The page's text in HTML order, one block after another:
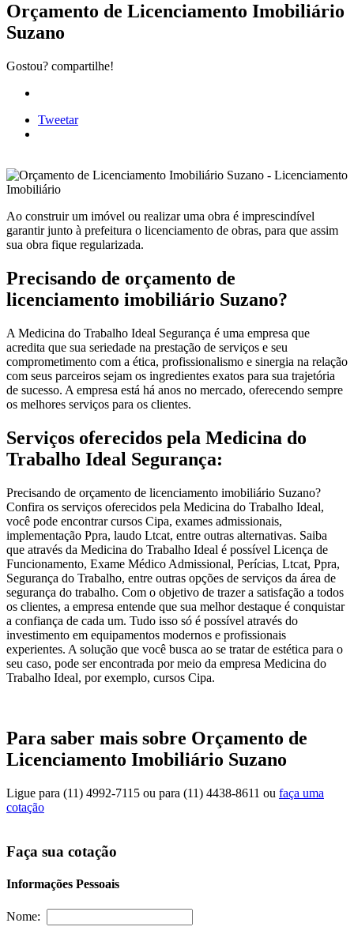
Orçamento de Licenciamento Imobiliário
Suzano
Gostou? compartilhe!
Tweetar
Ao construir um imóvel ou realizar uma obra é imprescindível
garantir junto à prefeitura o licenciamento de obras, para que assim
sua obra fique regularizada.
Precisando de orçamento de
licenciamento imobiliário Suzano?
A Medicina do Trabalho Ideal Segurança é uma empresa que
acredita que sua seriedade na prestação de serviços e seu
comprometimento com a ética, profissionalismo e sinergia na relação
com seus parceiros sejam os ingredientes exatos para sua trajetória
de sucesso. A empresa está há anos no mercado, oferecendo sempre
os melhores serviços para os clientes.
Serviços oferecidos pela Medicina do
Trabalho Ideal Segurança:
Precisando de orçamento de licenciamento imobiliário Suzano?
Confira os serviços oferecidos pela Medicina do Trabalho Ideal,
você pode encontrar cursos Cipa, exames admissionais,
implementação Ppra, laudo Ltcat, entre outras alternativas. Saiba
que através da Medicina do Trabalho Ideal é possível Licença de
Funcionamento, Exame Médico Admissional, Perícias, Ltcat, Ppra,
Segurança do Trabalho, entre outras opções de serviços da área de
segurança do trabalho. Com o objetivo de trazer a satisfação a todos
os clientes, a empresa entende que sua melhor destaque é conquistar
a confiança de cada um. Tudo isso só é possível através do
investimento em equipamentos modernos e profissionais
experientes. A solução que você busca ao se tratar de estética para o
seu caso, pode ser encontrada por meio da empresa Medicina do
Trabalho Ideal, por exemplo, cursos Cipa.
Para saber mais sobre Orçamento de
Licenciamento Imobiliário Suzano
Ligue para (11) 4992-7115 ou para (11) 4438-8611 ou faça uma
cotação
Faça sua cotação
Informações Pessoais
Nome: